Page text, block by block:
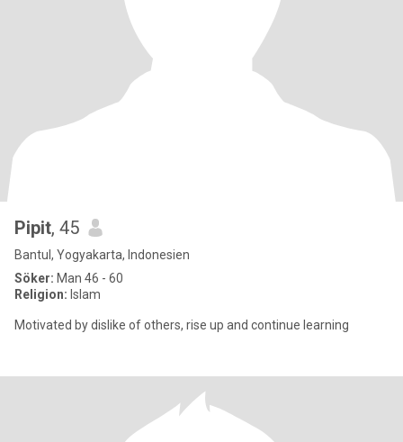
Pipit, 45
Bantul, Yogyakarta, Indonesien
Söker: Man 46 - 60
Religion: Islam
Motivated by dislike of others, rise up and continue learning